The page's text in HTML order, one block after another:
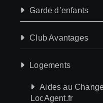
Garde d’enfants
Club Avantages
Logements
Aides au
LocAgent.fr